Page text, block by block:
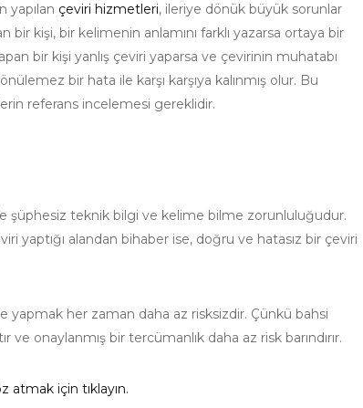
yapılan çeviri hizmetleri, ileriye dönük büyük sorunlar
kişi, bir kelimenin anlamını farklı yazarsa ortaya bir
bir kişi yanlış çeviri yaparsa ve çevirinin muhatabı
bir hata ile karşı karşıya kalınmış olur. Bu
referans incelemesi gereklidir.
şüphesiz teknik bilgi ve kelime bilme zorunluluğudur.
yaptığı alandan bihaber ise, doğru ve hatasız bir çeviri
her zaman daha az risksizdir. Çünkü bahsi
onaylanmış bir tercümanlık daha az risk barındırır.
atmak için tıklayın.